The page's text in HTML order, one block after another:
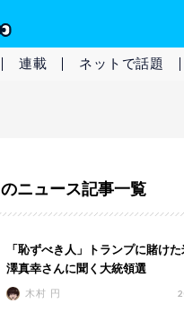
連載 ネットで話題
のニュース記事一覧
「恥ずべき人」トランプに賭け
澤真幸さんに聞く大統領選
木村 円